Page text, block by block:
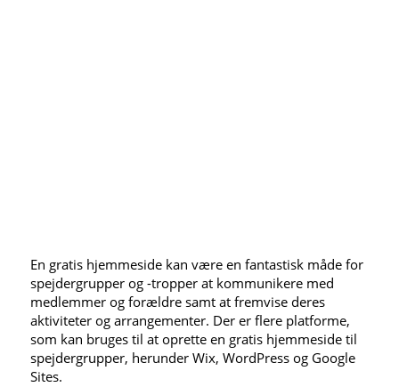
En gratis hjemmeside kan være en fantastisk måde for
spejdergrupper og -tropper at kommunikere med
medlemmer og forældre samt at fremvise deres
aktiviteter og arrangementer. Der er flere platforme,
som kan bruges til at oprette en gratis hjemmeside til
spejdergrupper, herunder Wix, WordPress og Google
Sites.